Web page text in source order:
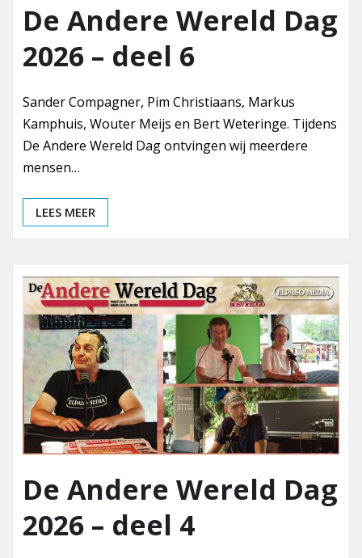
De Andere Wereld Dag
2026 – deel 6
Sander Compagner, Pim Christiaans, Markus
Kamphuis, Wouter Meijs en Bert Weteringe. Tijdens
De Andere Wereld Dag ontvingen wij meerdere
mensen…
LEES MEER
De Andere Wereld Dag
2026 – deel 4